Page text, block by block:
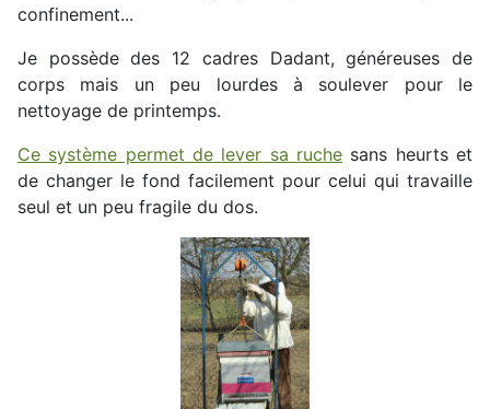
confinement...
Je possède des 12 cadres Dadant, généreuses de
corps mais un peu lourdes à soulever pour le
nettoyage de printemps.
Ce système permet de lever sa ruche sans heurts et
de changer le fond facilement pour celui qui travaille
seul et un peu fragile du dos.